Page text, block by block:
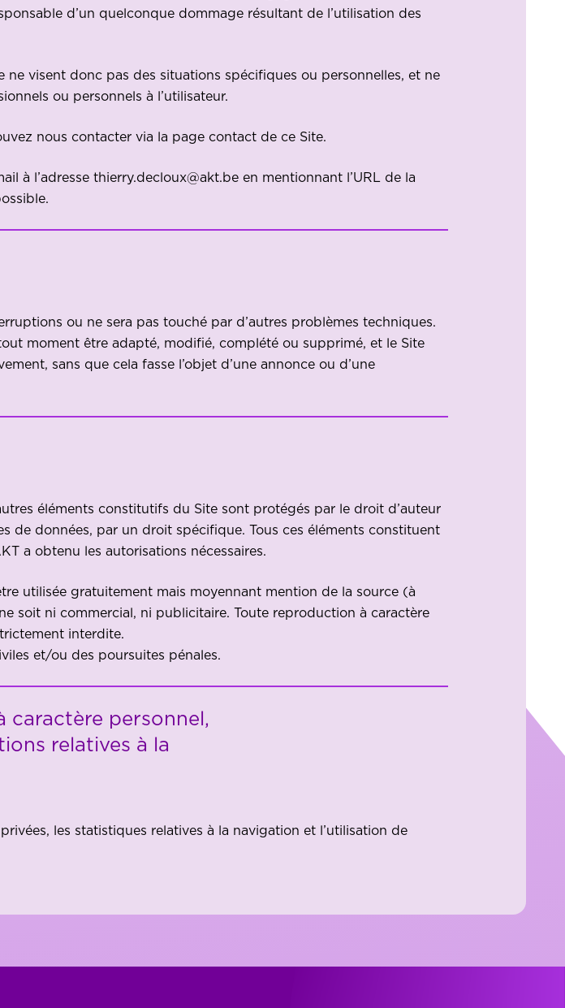
d’un quelconque dommage résultant de l’utilisation des
visent donc pas des situations spécifiques ou personnelles, et ne
ou personnels à l’utilisateur.
nous contacter via la page contact de ce Site.
à l’adresse thierry.decloux@akt.be en mentionnant l’URL de la
ou ne sera pas touché par d’autres problèmes techniques.
moment être adapté, modifié, complété ou supprimé, et le Site
sans que cela fasse l’objet d’une annonce ou d’une
éléments constitutifs du Site sont protégés par le droit d’auteur
de données, par un droit spécifique. Tous ces éléments constituent
a obtenu les autorisations nécessaires.
utilisée gratuitement mais moyennant mention de la source (à
soit ni commercial, ni publicitaire. Toute reproduction à caractère
interdite.
et/ou des poursuites pénales.
caractère personnel,
relatives à la
les statistiques relatives à la navigation et l’utilisation de